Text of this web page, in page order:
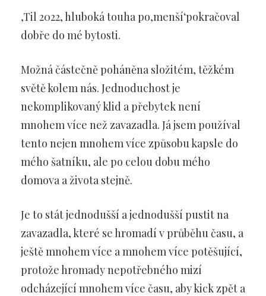
‚Til 2022, hluboká touha po‚menší‘pokračoval
dobře do mé bytosti.
Možná částečně poháněna složitém, těžkém
světě kolem nás. Jednoduchost je
nekomplikovaný klid a přebytek není
mnohem více než zavazadla. Já jsem používal
tento nejen mnohem více způsobu kapsle do
mého šatníku, ale po celou dobu mého
domova a života stejně.
Je to stát jednodušší a jednodušší pustit na
zavazadla, které se hromadí v průběhu času, a
ještě mnohem více a mnohem více potěšující,
protože hromady nepotřebného mizí
odcházející mnohem více času, aby kick zpět a